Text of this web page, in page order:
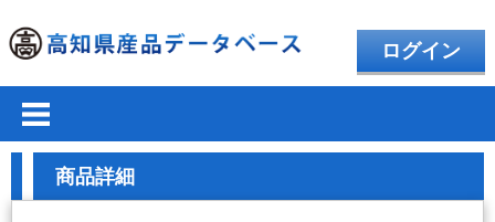
ログイン
商品詳細